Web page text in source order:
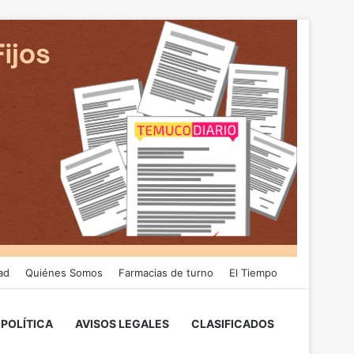
Quiénes Somos Farmacias de turno El Tiempo
POLÍTICA AVISOS LEGALES CLASIFICADOS